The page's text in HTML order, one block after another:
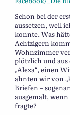
Schon bei der
aussetzen, weil
konnte. Was
Achtzigern
Wohnzimmer
plötzlich und aus
„Alexa“, einen
ahnten wir von
Briefen –
ausgemalt, wenn
fragte?